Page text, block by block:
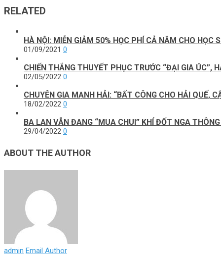
RELATED
HÀ NỘI: MIỄN GIẢM 50% HỌC PHÍ CẢ NĂM CHO HỌC
01/09/2021 0
CHIẾN THẮNG THUYẾT PHỤC TRƯỚC “ĐẠI GIA ÚC”,
02/05/2022 0
CHUYÊN GIA MẠNH HẢI: “BẤT CÔNG CHO HẢI QUẾ,
18/02/2022 0
BA LAN VẪN ĐANG “MUA CHUI” KHÍ ĐỐT NGA
29/04/2022 0
ABOUT THE AUTHOR
admin Email Author